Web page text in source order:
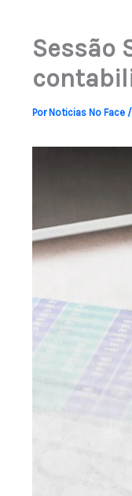
Sessão
PorNoticias No Face /